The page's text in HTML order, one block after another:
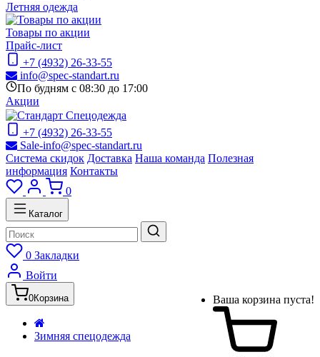
Летняя одежда
Товары по акции
Прайс-лист
+7 (4932) 26-33-55
info@spec-standart.ru
По будням с 08:30 до 17:00
Акции
+7 (4932) 26-33-55
Sale-info@spec-standart.ru
Система скидок Доставка Наша команда Полезная
информация Контакты
0
Каталог
0 Закладки
Войти
0Корзина Ваша корзина пуста!
Зимняя спецодежда